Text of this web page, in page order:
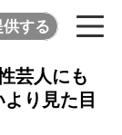
する
芸人にも
り見た目